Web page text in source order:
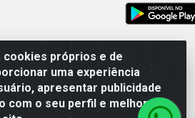
próprios e de
uma experiência
apresentar publicidade
com o seu perfil e melhorar a
- Estrada Alto do Moura, 582 - Alto
PE - CEP 55.040-120 - CNPJ
0001-62